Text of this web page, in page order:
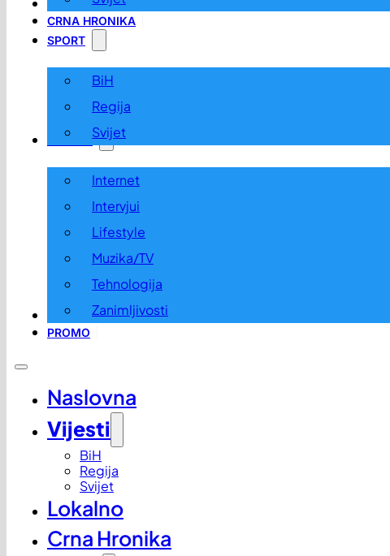
LOKALNO
CRNA HRONIKA
SPORT
BiH
Regija
Svijet
ZABAVA
Internet
Intervjui
Lifestyle
Muzika/TV
Tehnologija
Zanimljivosti
OGLASI I KONKURSI
PROMO
Naslovna
Vijesti
BiH
Regija
Svijet
Lokalno
Crna Hronika